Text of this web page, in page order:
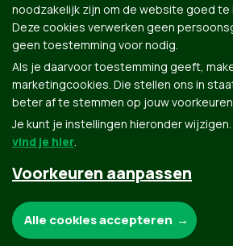
Groen.be
Contact
noodzakelijk zijn om de website goed
Deze cookies verwerken geen
geen toestemming voor nodig.
Als je daarvoor toestemming geeft,
marketingcookies. Die stellen ons in
beter af te stemmen op jouw
Je kunt je instellingen hieronder wijzigen.
vind je hier.
Voorkeuren aanpassen
Alle cookies accepteren